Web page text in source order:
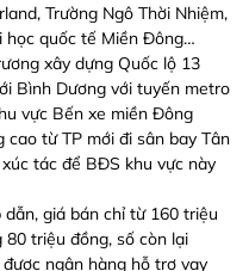
Trường Ngô Thời Nhiệm,
học quốc tế Miền Đông…
xây dựng Quốc lộ 13
Bình Dương với tuyến metro
vực Bến xe miền Đông
cao từ TP mới đi sân bay Tân
tác để BĐS khu vực này
giá bán chỉ từ 160 triệu
80 triệu đồng, số còn lại
ngân hàng hỗ trợ vay